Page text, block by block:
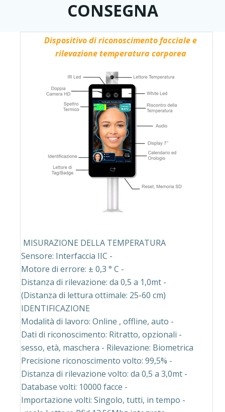
CONSEGNA
Dispositivo di riconoscimento facciale e
rilevazione temperatura corporea
MISURAZIONE DELLA TEMPERATURA
- Sensore: Interfaccia IIC
- Motore di errore: ± 0,3 ° C
- Distanza di rilevazione: da 0,5 a 1,0mt
(Distanza di lettura ottimale: 25-60 cm)
IDENTIFICAZIONE
- Modalità di lavoro: Online , offline, auto
- Dati di riconoscimento: Ritratto, opzionali
sesso, età, maschera - Rilevazione: Biometrica
- Precisione riconoscimento volto: 99,5%
- Distanza di rilevazione volto: da 0,5 a 3,0mt
- Database volti: 10000 facce
- Importazione volti: Singolo, tutti, in tempo